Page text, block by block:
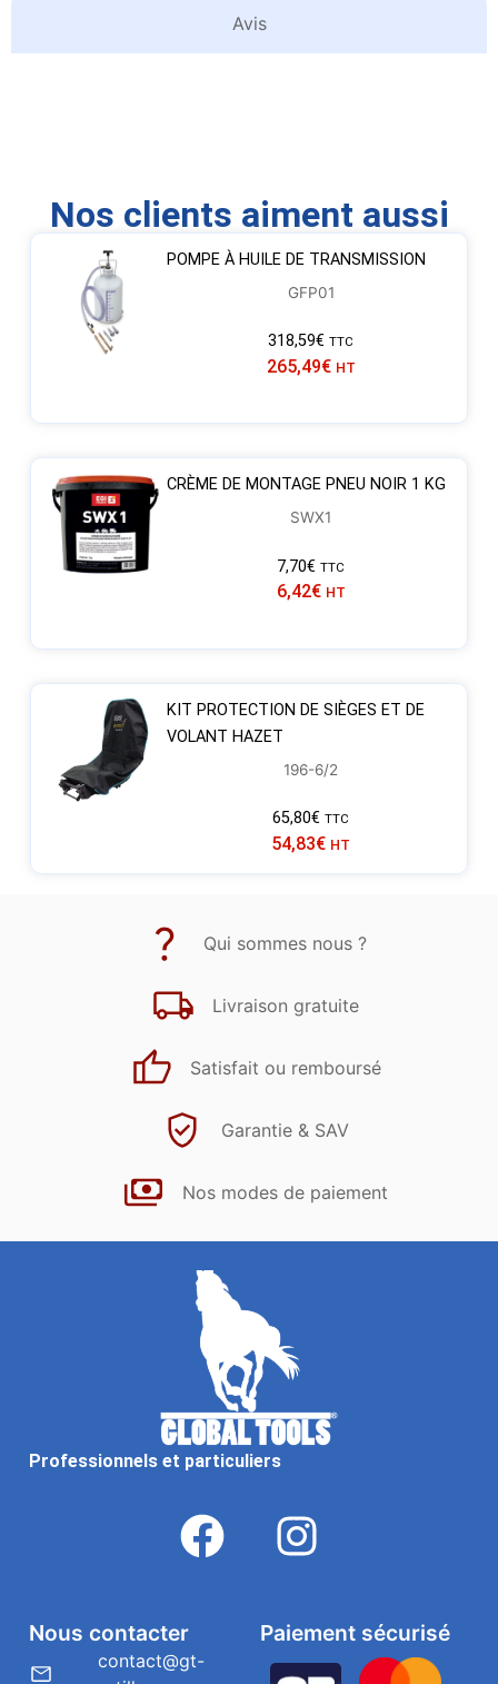
Avis
Nos clients aiment aussi
POMPE À HUILE DE TRANSMISSION
GFP01
318,59€ TTC
265,49€ HT
CRÈME DE MONTAGE PNEU NOIR 1 KG
SWX1
7,70€ TTC
6,42€ HT
KIT PROTECTION DE SIÈGES ET DE
VOLANT HAZET
196-6/2
65,80€ TTC
54,83€ HT
Qui sommes nous ?
Livraison gratuite
Satisfait ou remboursé
Garantie & SAV
Nos modes de paiement
Professionnels et particuliers
Paiement sécurisé
Nous contacter
contact@gt-